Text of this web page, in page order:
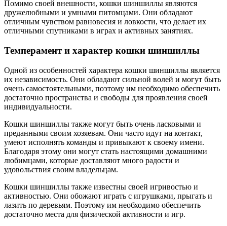
Помимо своей внешности, кошки шиншиллы являются
дружелюбными и умными питомцами. Они обладают
отличным чувством равновесия и ловкости, что делает их
отличными спутниками в играх и активных занятиях.
Темперамент и характер кошки шиншиллы
Одной из особенностей характера кошки шиншиллы является
их независимость. Они обладают сильной волей и могут быть
очень самостоятельными, поэтому им необходимо обеспечить
достаточно пространства и свободы для проявления своей
индивидуальности.
Кошки шиншиллы также могут быть очень ласковыми и
преданными своим хозяевам. Они часто идут на контакт,
умеют исполнять команды и привыкают к своему имени.
Благодаря этому они могут стать настоящими домашними
любимцами, которые доставляют много радости и
удовольствия своим владельцам.
Кошки шиншиллы также известны своей игривостью и
активностью. Они обожают играть с игрушками, прыгать и
лазить по деревьям. Поэтому им необходимо обеспечить
достаточно места для физической активности и игр.